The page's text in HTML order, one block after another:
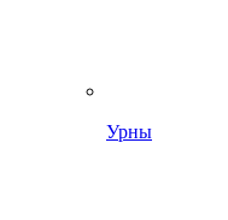
Урны